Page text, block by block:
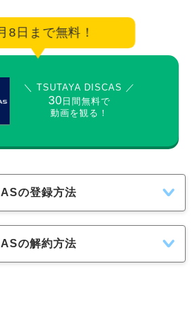
8日まで無料！
＼ TSUTAYA DISCAS ／
30 日間無料で
動画を観る！
の登録方法
の解約方法